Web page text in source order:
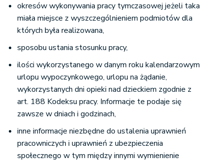
okresów wykonywania pracy tymczasowej jeżeli taka
miała miejsce z wyszczególnieniem podmiotów dla
których była realizowana,
sposobu ustania stosunku pracy,
ilości wykorzystanego w danym roku kalendarzowym
urlopu wypoczynkowego, urlopu na żądanie,
wykorzystanych dni opieki nad dzieckiem zgodnie z
art. 188 Kodeksu pracy. Informacje te podaje się
zawsze w dniach i godzinach,
inne informacje niezbędne do ustalenia uprawnień
pracowniczych i uprawnień z ubezpieczenia
społecznego w tym między innymi wymienienie